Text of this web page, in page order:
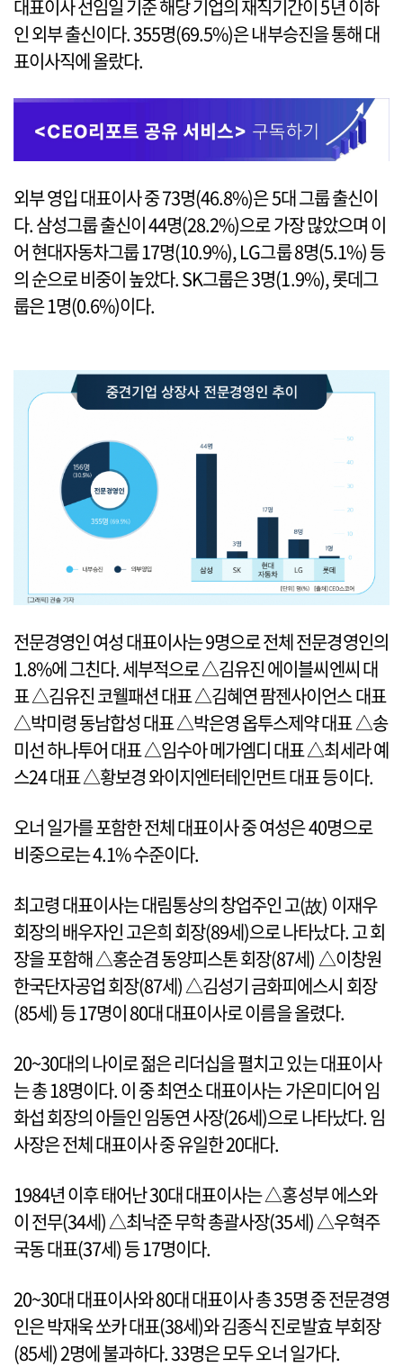
대표이사 선임일 기준 해당 기업의 재직기간이 5년 이하
인 외부 출신이다. 355명(69.5%)은 내부승진을 통해 대
표이사직에 올랐다.
외부 영입 대표이사 중 73명(46.8%)은 5대 그룹 출신이
다. 삼성그룹 출신이 44명(28.2%)으로 가장 많았으며 이
어 현대자동차그룹 17명(10.9%), LG그룹 8명(5.1%) 등
의 순으로 비중이 높았다. SK그룹은 3명(1.9%), 롯데그
룹은 1명(0.6%)이다.
전문경영인 여성 대표이사는 9명으로 전체 전문경영인의
1.8%에 그친다. 세부적으로 △김유진 에이블씨엔씨 대
표 △김유진 코웰패션 대표 △김혜연 팜젠사이언스 대표
△박미령 동남합성 대표 △박은영 옵투스제약 대표 △송
미선 하나투어 대표 △임수아 메가엠디 대표 △최세라 예
스24 대표 △황보경 와이지엔터테인먼트 대표 등이다.
오너 일가를 포함한 전체 대표이사 중 여성은 40명으로
비중으로는 4.1% 수준이다.
최고령 대표이사는 대림통상의 창업주인 고(故) 이재우
회장의 배우자인 고은희 회장(89세)으로 나타났다. 고 회
장을 포함해 △홍순겸 동양피스톤 회장(87세) △이창원
한국단자공업 회장(87세) △김성기 금화피에스시 회장
(85세) 등 17명이 80대 대표이사로 이름을 올렸다.
20~30대의 나이로 젊은 리더십을 펼치고 있는 대표이사
는 총 18명이다. 이 중 최연소 대표이사는 가온미디어 임
화섭 회장의 아들인 임동연 사장(26세)으로 나타났다. 임
사장은 전체 대표이사 중 유일한 20대다.
1984년 이후 태어난 30대 대표이사는 △홍성부 에스와
이 전무(34세) △최낙준 무학 총괄사장(35세) △우혁주
국동 대표(37세) 등 17명이다.
20~30대 대표이사와 80대 대표이사 총 35명 중 전문경영
인은 박재욱 쏘카 대표(38세)와 김종식 진로발효 부회장
(85세) 2명에 불과하다. 33명은 모두 오너 일가다.